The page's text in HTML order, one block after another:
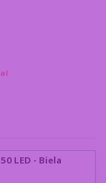
LED - Biela